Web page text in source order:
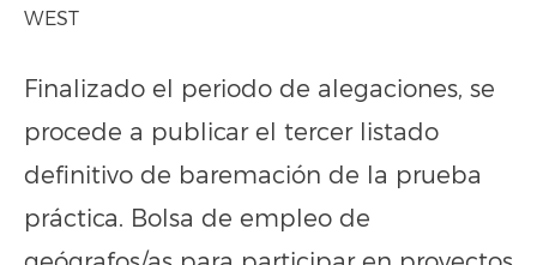
WEST
Finalizado el periodo de alegaciones, se
procede a publicar el tercer listado
definitivo de baremación de la prueba
práctica. Bolsa de empleo de